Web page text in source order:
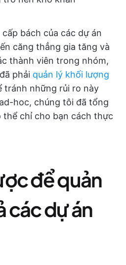
cấp bách của các dự án
căng thẳng gia tăng và
thành viên trong nhóm,
phải quản lý khối lượng
tránh những rủi ro này
hoc, chúng tôi đã tổng
thể chỉ cho bạn cách thực
để quản
các dự án